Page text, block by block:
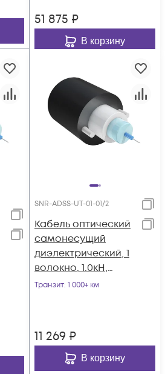
51 875 ₽
В корзину
SNR-ADSS-UT-01-01/2
Кабель оптический
самонесущий
диэлектрический, 1
волокно, 1.0кН,
5.0мм, катушка 2км.
Транзит: 1 000+ км
11 269 ₽
В корзину